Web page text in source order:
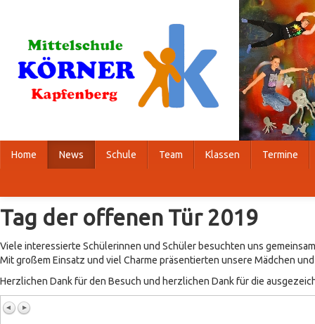
Home News Schule Team Klassen Termine
Tag der offenen Tür 2019
Viele interessierte Schülerinnen und Schüler besuchten uns
Mit großem Einsatz und viel Charme präsentierten unsere Mädchen
Herzlichen Dank für den Besuch und herzlichen Dank für die